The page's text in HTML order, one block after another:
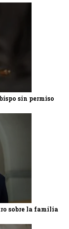
sin permiso
sobre la familia